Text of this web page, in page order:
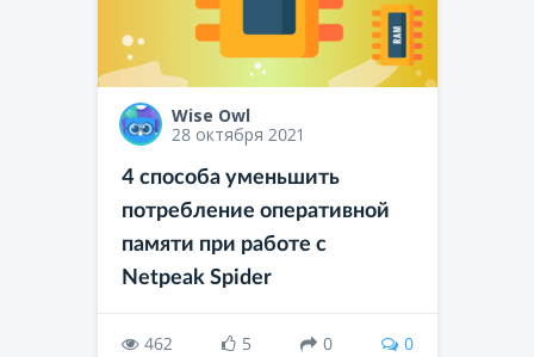
Wise Owl
28 октября 2021
4 способа уменьшить
потребление оперативной
памяти при работе с
Netpeak Spider
462 5 0 0